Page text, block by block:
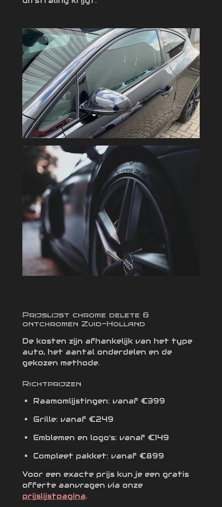
Prijslijst chrome delete &
ontchromen Zuid-Holland
De kosten zijn afhankelijk van het type
auto, het aantal onderdelen en de
gekozen methode.
Richtprijzen
Raamomlijstingen: vanaf €399
Grille: vanaf €249
Emblemen en logo’s: vanaf €149
Compleet pakket: vanaf €899
Voor een exacte prijs kun je een gratis
offerte aanvragen via onze
prijslijstpagina.